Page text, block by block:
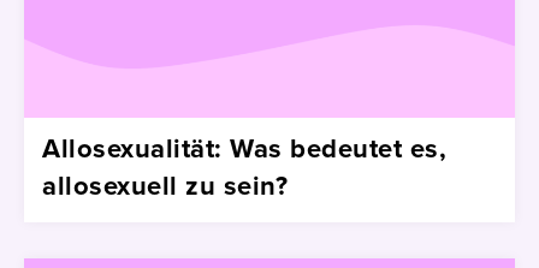
Allosexualität: Was bedeutet es,
allosexuell zu sein?